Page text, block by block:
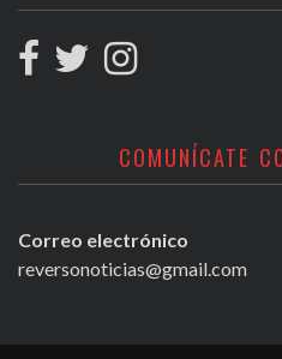
COMUNÍCATE
Correo electrónico
reversonoticias@gmail.com